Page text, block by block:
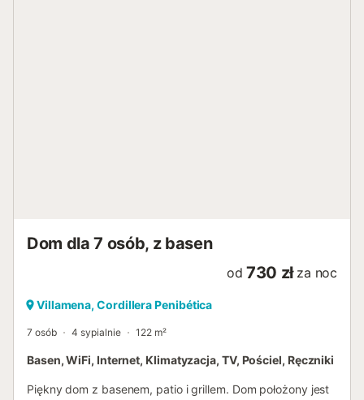
Dom dla 7 osób, z basen
od 730 zł za noc
Villamena, Cordillera Penibética
7 osób 4 sypialnie 122 m²
Basen, WiFi, Internet, Klimatyzacja, TV, Pościel, Ręczniki
Piękny dom z basenem, patio i grillem. Dom położony jest